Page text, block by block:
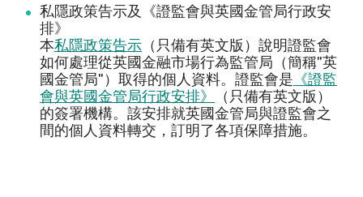
私隱政策告示及《證監會與英國金管局行政安
排》
本私隱政策告示 （只備有英文版）說明證監會
如何處理從英國金融市場行為監管局（簡稱"英
國金管局"）取得的個人資料。證監會是 《證監
會與英國金管局行政安排》
（只備有英文版）
的簽署機構。該安排就英國金管局與證監會之
間的個人資料轉交，訂明了各項保障措施。